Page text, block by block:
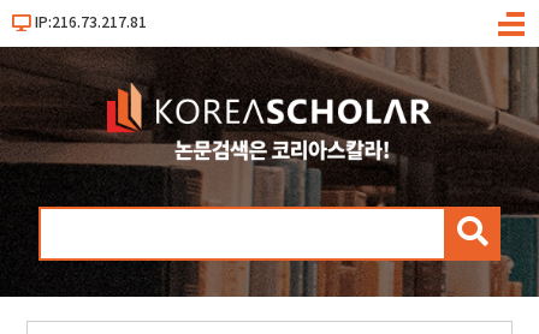
IP:216.73.217.81
메
검